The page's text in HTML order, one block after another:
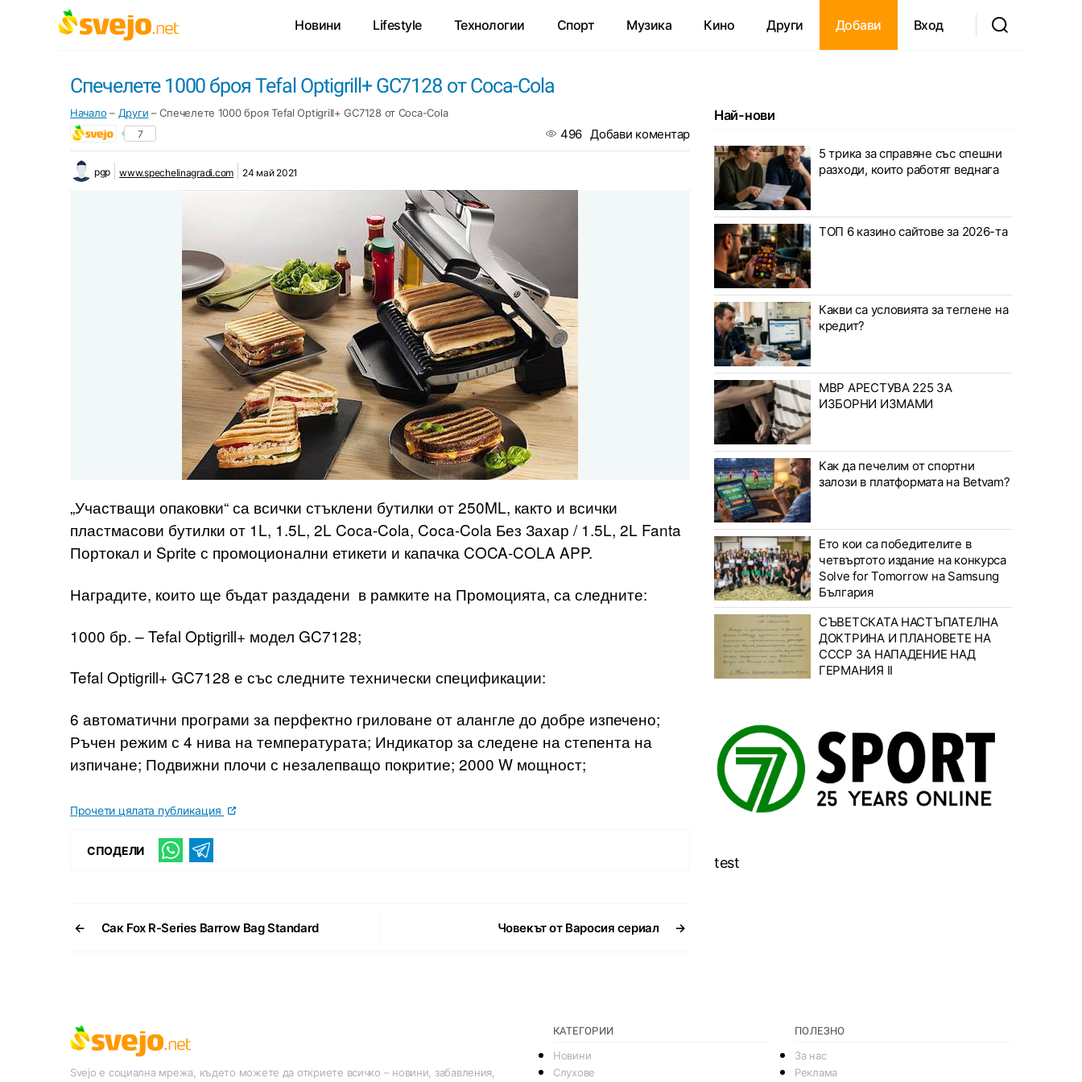
Новини Lifestyle Технологии Спорт Музика Кино Други Добави Вход
Спечелете 1000 броя Tefal Optigrill+ GC7128 от Coca-Cola
Начало – Други –Спечелете 1000 броя Tefal Optigrill+ GC7128 от Coca-Cola
7 496 Добави коментар
pgp www.spechelinagradi.com 24 май 2021
„Участващи опаковки“ са всички стъклени бутилки от 250ML, както и всички
пластмасови бутилки от 1L, 1.5L, 2L Coca‑Cola, Coca‑Cola Без Захар / 1.5L, 2L Fanta
Портокал и Sprite с промоционални етикети и капачка COCA‑COLA APP.
Наградите, които ще бъдат раздадени в рамките на Промоцията, са следните:
1000 бр. – Tefal Optigrill+ модел GC7128;
Tefal Optigrill+ GC7128 е със следните технически спецификации:
6 автоматични програми за перфектно гриловане от алангле до добре изпечено;
Ръчен режим с 4 нива на температурата; Индикатор за следене на степента на
изпичане; Подвижни плочи с незалепващо покритие; 2000 W мощност;
Прочети цялата публикация
СПОДЕЛИ
← Сак Fox R-Series Barrow Bag Standard →
Човекът от Варосия сериал
Най-нови
5 трика за справяне със спешни
разходи, които работят веднага
ТОП 6 казино сайтове за 2026-та
Какви са условията за теглене на
кредит?
МВР АРЕСТУВА 225 ЗА
ИЗБОРНИ ИЗМАМИ
Как да печелим от спортни
залози в платформата на Betvam?
Ето кои са победителите в
четвъртото издание на конкурса
Solve for Tomorrow на Samsung
България
СЪВЕТСКАТА НАСТЪПАТЕЛНА
ДОКТРИНА И ПЛАНОВЕТЕ НА
СССР ЗА НАПАДЕНИЕ НАД
ГЕРМАНИЯ II
test
Svejo е социална мрежа, където можете да откриете всичко – новини, забавления,
КАТЕГОРИИ
Новини
Слухове
ПОЛЕЗНО
За нас
Реклама